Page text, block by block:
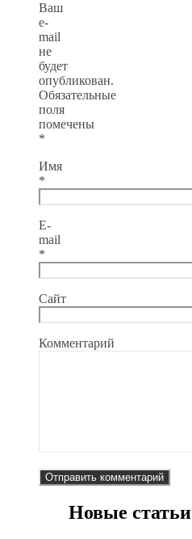
Ваш
e-
mail
не
будет
опубликован.
Обязательные
поля
помечены
*
Имя
*
E-
mail
*
Сайт
Комментарий
Новые статьи